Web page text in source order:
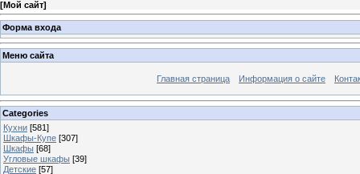
[Мой сайт]
Форма входа
Меню сайта
Главная страница Информация о сайте
Categories
Кухни [581]
Шкафы-Купе [307]
Шкафы [68]
Угловые шкафы [39]
Детские [57]